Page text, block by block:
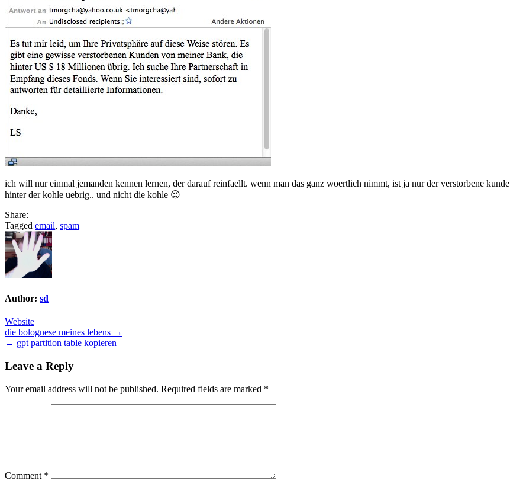
ich will nur einmal jemanden kennen lernen, der darauf reinfaellt. wenn man das ganz woertlich nimmt, ist ja nur der verstorbene kunde
hinter der kohle uebrig.. und nicht die kohle 😉
Share:
Tagged email, spam
Author: sd
Website
Post
navigation
die bolognese meines lebens →
← gpt partition table kopieren
Leave a Reply
Your email address will not be published. Required fields are marked *
Comment *